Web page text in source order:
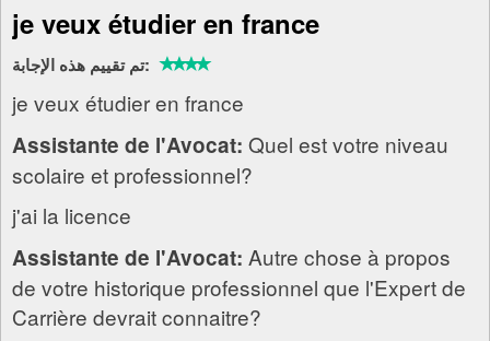
je veux étudier en france
تم تقييم هذه الإجابة:
je veux étudier en france
Assistante de l'Avocat: Quel est votre niveau
scolaire et professionnel?
j'ai la licence
Assistante de l'Avocat: Autre chose à propos
de votre historique professionnel que l'Expert de
Carrière devrait connaitre?